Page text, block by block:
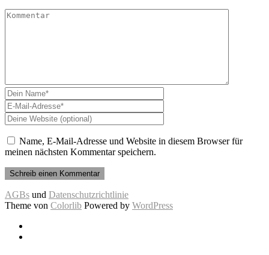
Name, E-Mail-Adresse und Website in diesem Browser für
meinen nächsten Kommentar speichern.
AGBs und Datenschutzrichtlinie
Theme von Colorlib Powered by WordPress